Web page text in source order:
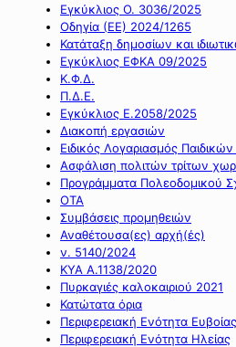
Εγκύκλιος Ο. 3036/2025
Οδηγία (ΕΕ) 2024/1265
Κατάταξη δημοσίων και
Εγκύκλιος ΕΦΚΑ 09/2025
Κ.Φ.Δ.
Π.Δ.Ε.
Εγκύκλιος Ε.2058/2025
Διακοπή εργασιών
Ειδικός Λογαριασμός
Ασφάλιση πολιτών τρίτων
Προγράμματα Πολεοδομικού
ΟΤΑ
Συμβάσεις προμηθειών
Αναθέτουσα(ες) αρχή(ές)
ν. 5140/2024
ΚΥΑ Α.1138/2020
Πυρκαγιές καλοκαιριού 2021
Κατώτατα όρια
Περιφερειακή Ενότητα Ευβοίας
Περιφερειακή Ενότητα Ηλείας